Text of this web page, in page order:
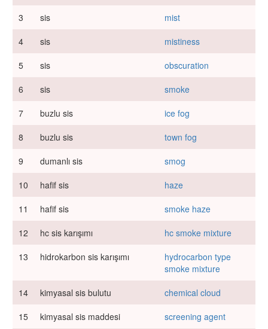
3
sis
mist
4
sis
mistiness
5
sis
obscuration
6
sis
smoke
7
buzlu sis
ice fog
8
buzlu sis
town fog
9
dumanlı sis
smog
10
hafif sis
haze
11
hafif sis
smoke haze
12
hc sis karışımı
hc smoke mixture
13
hidrokarbon sis karışımı
hydrocarbon type
smoke mixture
14
kimyasal sis bulutu
chemical cloud
15
kimyasal sis maddesi
screening agent